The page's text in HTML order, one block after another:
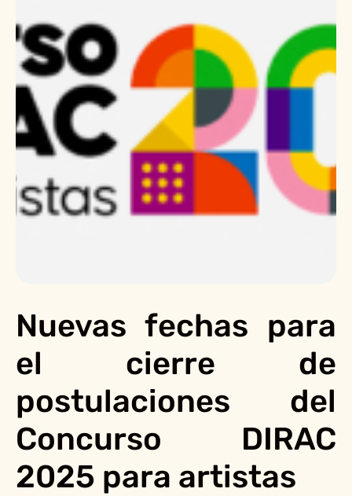
Nuevas fechas para
el cierre de
postulaciones del
Concurso DIRAC
2025 para artistas